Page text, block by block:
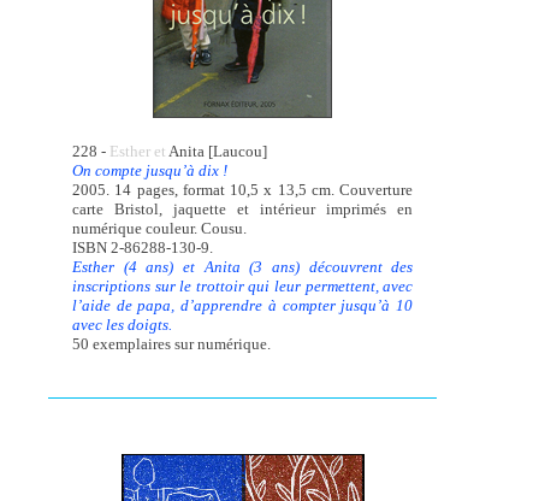
228 - Esther et Anita [Laucou]
On compte jusqu’à dix !
2005. 14 pages, format 10,5 x 13,5 cm. Couverture
carte Bristol, jaquette et intérieur imprimés en
numérique couleur. Cousu.
ISBN 2-86288-130-9.
Esther (4 ans) et Anita (3 ans) découvrent des
inscriptions sur le trottoir qui leur permettent, avec
l’aide de papa, d’apprendre à compter jusqu’à 10
avec les doigts.
50 exemplaires sur numérique.